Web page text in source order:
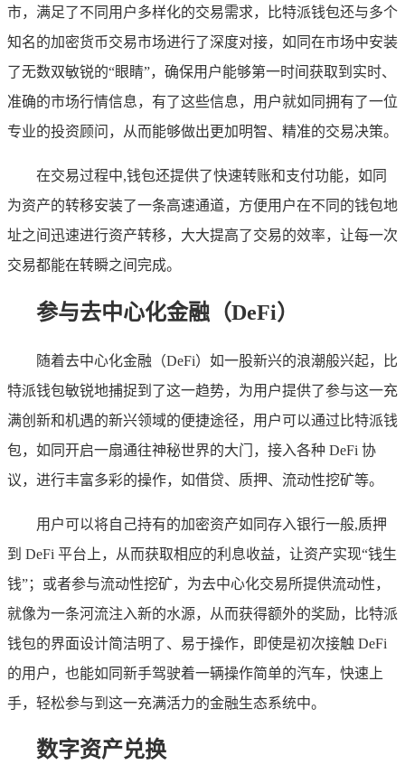
市，满足了不同用户多样化的交易需求，比特派钱包还与多个
知名的加密货币交易市场进行了深度对接，如同在市场中安装
了无数双敏锐的“眼睛”，确保用户能够第一时间获取到实时、
准确的市场行情信息，有了这些信息，用户就如同拥有了一位
专业的投资顾问，从而能够做出更加明智、精准的交易决策。
在交易过程中,钱包还提供了快速转账和支付功能，如同
为资产的转移安装了一条高速通道，方便用户在不同的钱包地
址之间迅速进行资产转移，大大提高了交易的效率，让每一次
交易都能在转瞬之间完成。
参与去中心化金融（DeFi）
随着去中心化金融（DeFi）如一股新兴的浪潮般兴起，比
特派钱包敏锐地捕捉到了这一趋势，为用户提供了参与这一充
满创新和机遇的新兴领域的便捷途径，用户可以通过比特派钱
包，如同开启一扇通往神秘世界的大门，接入各种 DeFi 协
议，进行丰富多彩的操作，如借贷、质押、流动性挖矿等。
用户可以将自己持有的加密资产如同存入银行一般,质押
到 DeFi 平台上，从而获取相应的利息收益，让资产实现“钱生
钱”；或者参与流动性挖矿，为去中心化交易所提供流动性，
就像为一条河流注入新的水源，从而获得额外的奖励，比特派
钱包的界面设计简洁明了、易于操作，即使是初次接触 DeFi
的用户，也能如同新手驾驶着一辆操作简单的汽车，快速上
手，轻松参与到这一充满活力的金融生态系统中。
数字资产兑换